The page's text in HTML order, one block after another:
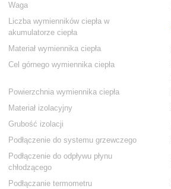
Waga
Liczba wymienników ciepła w
akumulatorze ciepła
Materiał wymiennika ciepła
Cel górnego wymiennika ciepła
Powierzchnia wymiennika ciepła
Materiał izolacyjny
Grubość izolacji
Podłączenie do systemu grzewczego
Podłączenie do odpływu płynu
chłodzącego
Podłączanie termometru